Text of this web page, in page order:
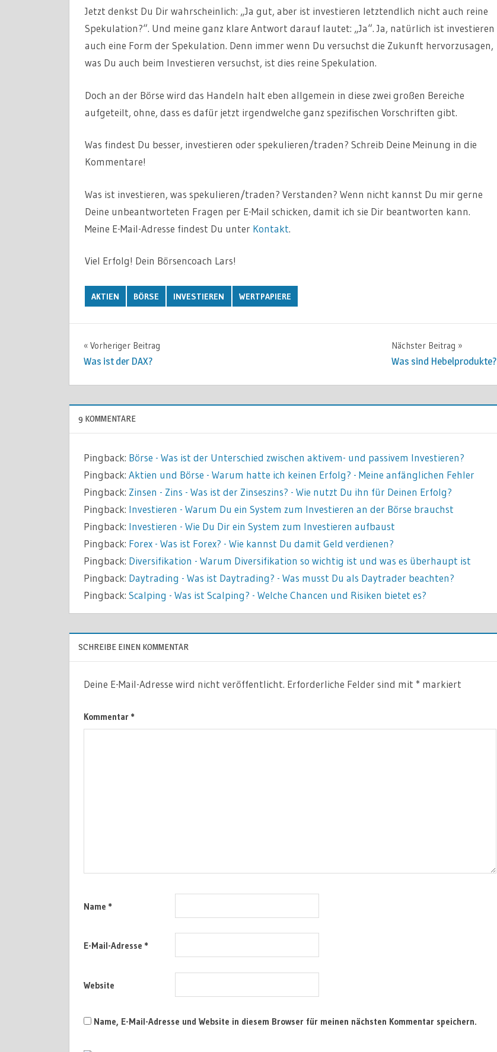
Jetzt denkst Du Dir wahrscheinlich: „Ja gut, aber ist investieren letztendlich nicht auch reine
Spekulation?“. Und meine ganz klare Antwort darauf lautet: „Ja“. Ja, natürlich ist investieren
auch eine Form der Spekulation. Denn immer wenn Du versuchst die Zukunft hervorzusagen,
was Du auch beim Investieren versuchst, ist dies reine Spekulation.
Doch an der Börse wird das Handeln halt eben allgemein in diese zwei großen Bereiche
aufgeteilt, ohne, dass es dafür jetzt irgendwelche ganz spezifischen Vorschriften gibt.
Was findest Du besser, investieren oder spekulieren/traden? Schreib Deine Meinung in die
Kommentare!
Was ist investieren, was spekulieren/traden? Verstanden? Wenn nicht kannst Du mir gerne
Deine unbeantworteten Fragen per E-Mail schicken, damit ich sie Dir beantworten kann.
Meine E-Mail-Adresse findest Du unter Kontakt.
Viel Erfolg! Dein Börsencoach Lars!
AKTIEN BÖRSE INVESTIEREN WERTPAPIERE
Beitragsnavigation
Vorheriger Beitrag
Was ist der DAX?
Nächster Beitrag
Was sind Hebelprodukte?
9 KOMMENTARE
Pingback: Börse - Was ist der Unterschied zwischen aktivem- und passivem Investieren?
Pingback: Aktien und Börse - Warum hatte ich keinen Erfolg? - Meine anfänglichen Fehler
Pingback: Zinsen - Zins - Was ist der Zinseszins? - Wie nutzt Du ihn für Deinen Erfolg?
Pingback: Investieren - Warum Du ein System zum Investieren an der Börse brauchst
Pingback: Investieren - Wie Du Dir ein System zum Investieren aufbaust
Pingback: Forex - Was ist Forex? - Wie kannst Du damit Geld verdienen?
Pingback: Diversifikation - Warum Diversifikation so wichtig ist und was es überhaupt ist
Pingback: Daytrading - Was ist Daytrading? - Was musst Du als Daytrader beachten?
Pingback: Scalping - Was ist Scalping? - Welche Chancen und Risiken bietet es?
SCHREIBE EINEN KOMMENTAR
Deine E-Mail-Adresse wird nicht veröffentlicht. Erforderliche Felder sind mit * markiert
Kommentar *
Name *
E-Mail-Adresse *
Website
Name, E-Mail-Adresse und Website in diesem Browser für meinen nächsten Kommentar speichern.